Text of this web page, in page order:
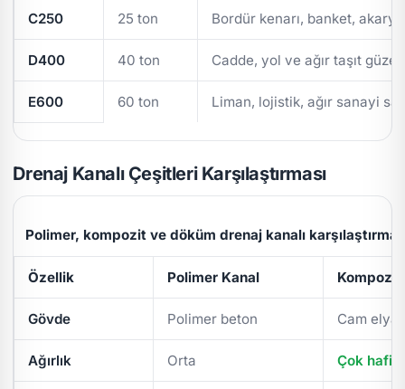
C250 25 ton Bordür kenarı, banket,
D400 40 ton Cadde, yol ve ağır taşıt
E600 60 ton Liman, lojistik, ağır sanayi
Drenaj Kanalı Çeşitleri Karşılaştırması
Polimer, kompozit ve döküm drenaj kanalı
Özellik Polimer Kanal Kompozit
Gövde Polimer beton Cam
Ağırlık Orta Çok hafif